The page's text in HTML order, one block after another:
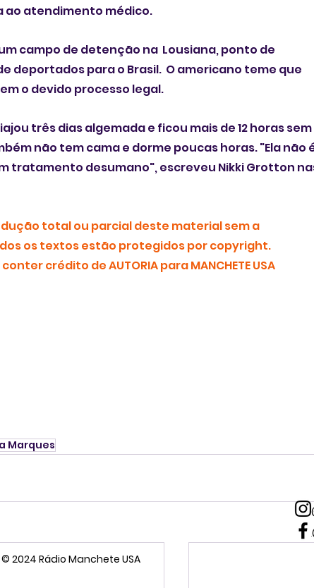
ao atendimento médico.
campo de detenção na  Lousiana, ponto de
deportados para o Brasil.  O americano teme que
o devido processo legal.
três dias algemada e ficou mais de 12 horas sem
não tem cama e dorme poucas horas. "Ela não
tratamento desumano", escreveu Nikki Grotton
total ou parcial deste material sem a
os textos estão protegidos por copyright.
crédito de AUTORIA para MANCHETE USA
Marques
© 2024 Rádio Manchete USA